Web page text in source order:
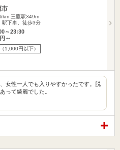
市
三鷹駅349m
駅下車、徒歩3分
～23:30
～
1,000円以下）
女性一人でも入りやすかったです。脱
って綺麗でした。